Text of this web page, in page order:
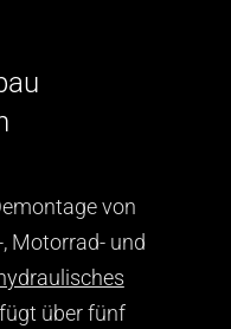
von
Motorrad- und
über fünf